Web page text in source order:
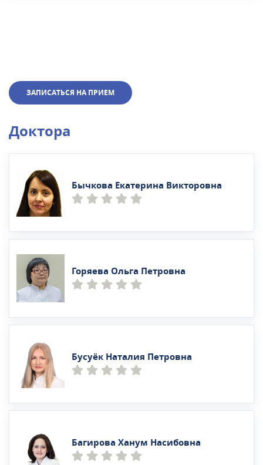
ЗАПИСАТЬСЯ НА ПРИЕМ
Доктора
Бычкова Екатерина Викторовна
Горяева Ольга Петровна
Бусуёк Наталия Петровна
Багирова Ханум Насибовна